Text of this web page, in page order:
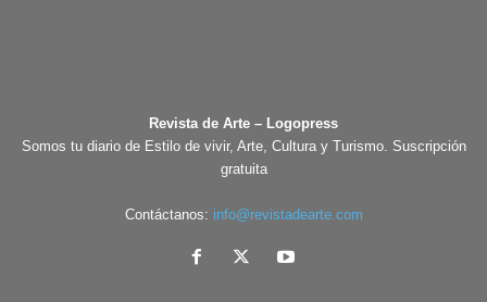
Revista de Arte – Logopress
Somos tu diario de Estilo de vivir, Arte, Cultura y Turismo. Suscripción
gratuita
Contáctanos: info@revistadearte.com